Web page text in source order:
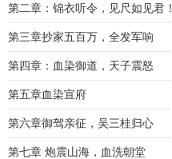
第二章：锦衣听令，见尺如见君！
第三章抄家五百万，全发军响
第四章：血染御道，天子震怒
第五章血染宣府
第六章御驾亲征，吴三桂归心
第七章 炮震山海，血洗朝堂